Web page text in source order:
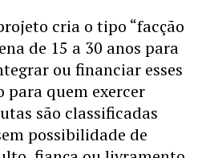
cria o tipo “facção
de 15 a 30 anos para
ou financiar esses
para quem exercer
são classificadas
possibilidade de